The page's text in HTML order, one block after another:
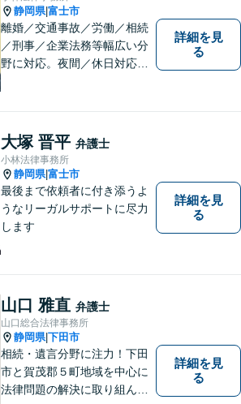
静岡県|富士市
離婚／交通事故／労働／相続
／刑事／企業法務等幅広い分
野に対応。夜間／休日対応
っていません
詳細を見
る
大塚 晋平 弁護士
小林法律事務所
静岡県|富士市
最後まで依頼者に付き添うよ
うなリーガルサポートに尽力
します
詳細を見
る
山口 雅直 弁護士
山口総合法律事務所
静岡県|下田市
相続・遺言分野に注力！下田
市と賀茂郡５町地域を中心に
法律問題の解決に取り組んで
詳細を見
る